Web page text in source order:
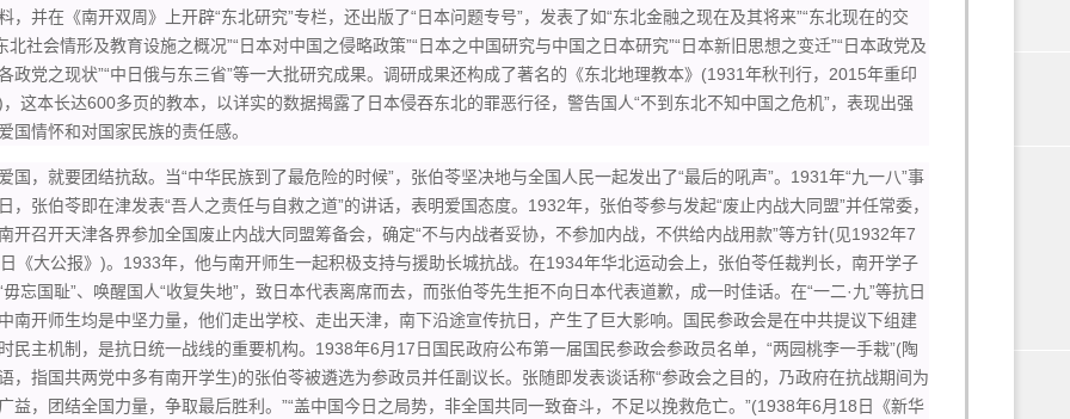
，并在《南开双周》上开辟“东北研究”专栏，还出版了“日本问题专号”，发表了如“东北金融之现在及其将来”“东北现在的交
北社会情形及教育设施之概况”“日本对中国之侵略政策”“日本之中国研究与中国之日本研究”“日本新旧思想之变迁”“日本政党及
政党之现状”“中日俄与东三省”等一大批研究成果。调研成果还构成了著名的《东北地理教本》(1931年秋刊行，2015年重印
，这本长达600多页的教本，以详实的数据揭露了日本侵吞东北的罪恶行径，警告国人“不到东北不知中国之危机”，表现出强
国情怀和对国家民族的责任感。
，就要团结抗敌。当“中华民族到了最危险的时候”，张伯苓坚决地与全国人民一起发出了“最后的吼声”。1931年“九一八”事
，张伯苓即在津发表“吾人之责任与自救之道”的讲话，表明爱国态度。1932年，张伯苓参与发起“废止内战大同盟”并任常委，
开召开天津各界参加全国废止内战大同盟筹备会，确定“不与内战者妥协，不参加内战，不供给内战用款”等方针(见1932年7
《大公报》)。1933年，他与南开师生一起积极支持与援助长城抗战。在1934年华北运动会上，张伯苓任裁判长，南开学子
毋忘国耻”、唤醒国人“收复失地”，致日本代表离席而去，而张伯苓先生拒不向日本代表道歉，成一时佳话。在“一二·九”等抗日
南开师生均是中坚力量，他们走出学校、走出天津，南下沿途宣传抗日，产生了巨大影响。国民参政会是在中共提议下组建
民主机制，是抗日统一战线的重要机构。1938年6月17日国民政府公布第一届国民参政会参政员名单，“两园桃李一手栽”(陶
，指国共两党中多有南开学生)的张伯苓被遴选为参政员并任副议长。张随即发表谈话称“参政会之目的，乃政府在抗战期间为
益，团结全国力量，争取最后胜利。”“盖中国今日之局势，非全国共同一致奋斗，不足以挽救危亡。”(1938年6月18日《新华